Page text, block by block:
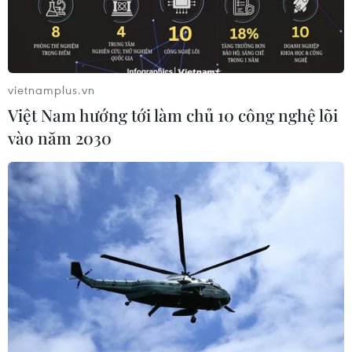
TIN LIÊN QUAN
Nguồn cung hạn chế, giá gạo xuất khẩu
vietnamplus.vn
Việt Nam hướng tới làm chủ 10 công nghệ lõi
vào năm 2030